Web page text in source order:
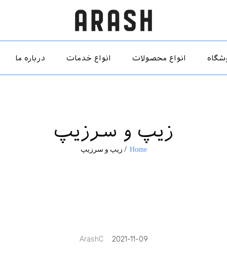
انواع محصولات انواع خدمات درباره ما
زیپ و سرزیپ
Home
/ زیپ و سرزیپ
2021-11-09
ArashC